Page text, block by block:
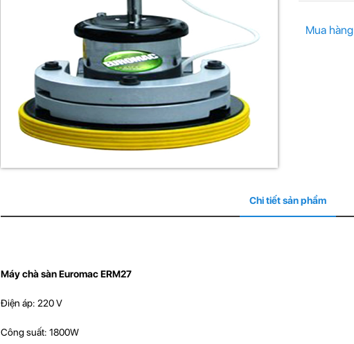
Mua hàng
Chi tiết sản phẩm
Máy chà sàn Euromac ERM27
Điện áp: 220 V
Công suất: 1800W